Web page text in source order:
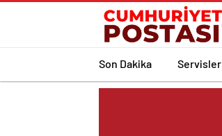
Son Dakika Servisler